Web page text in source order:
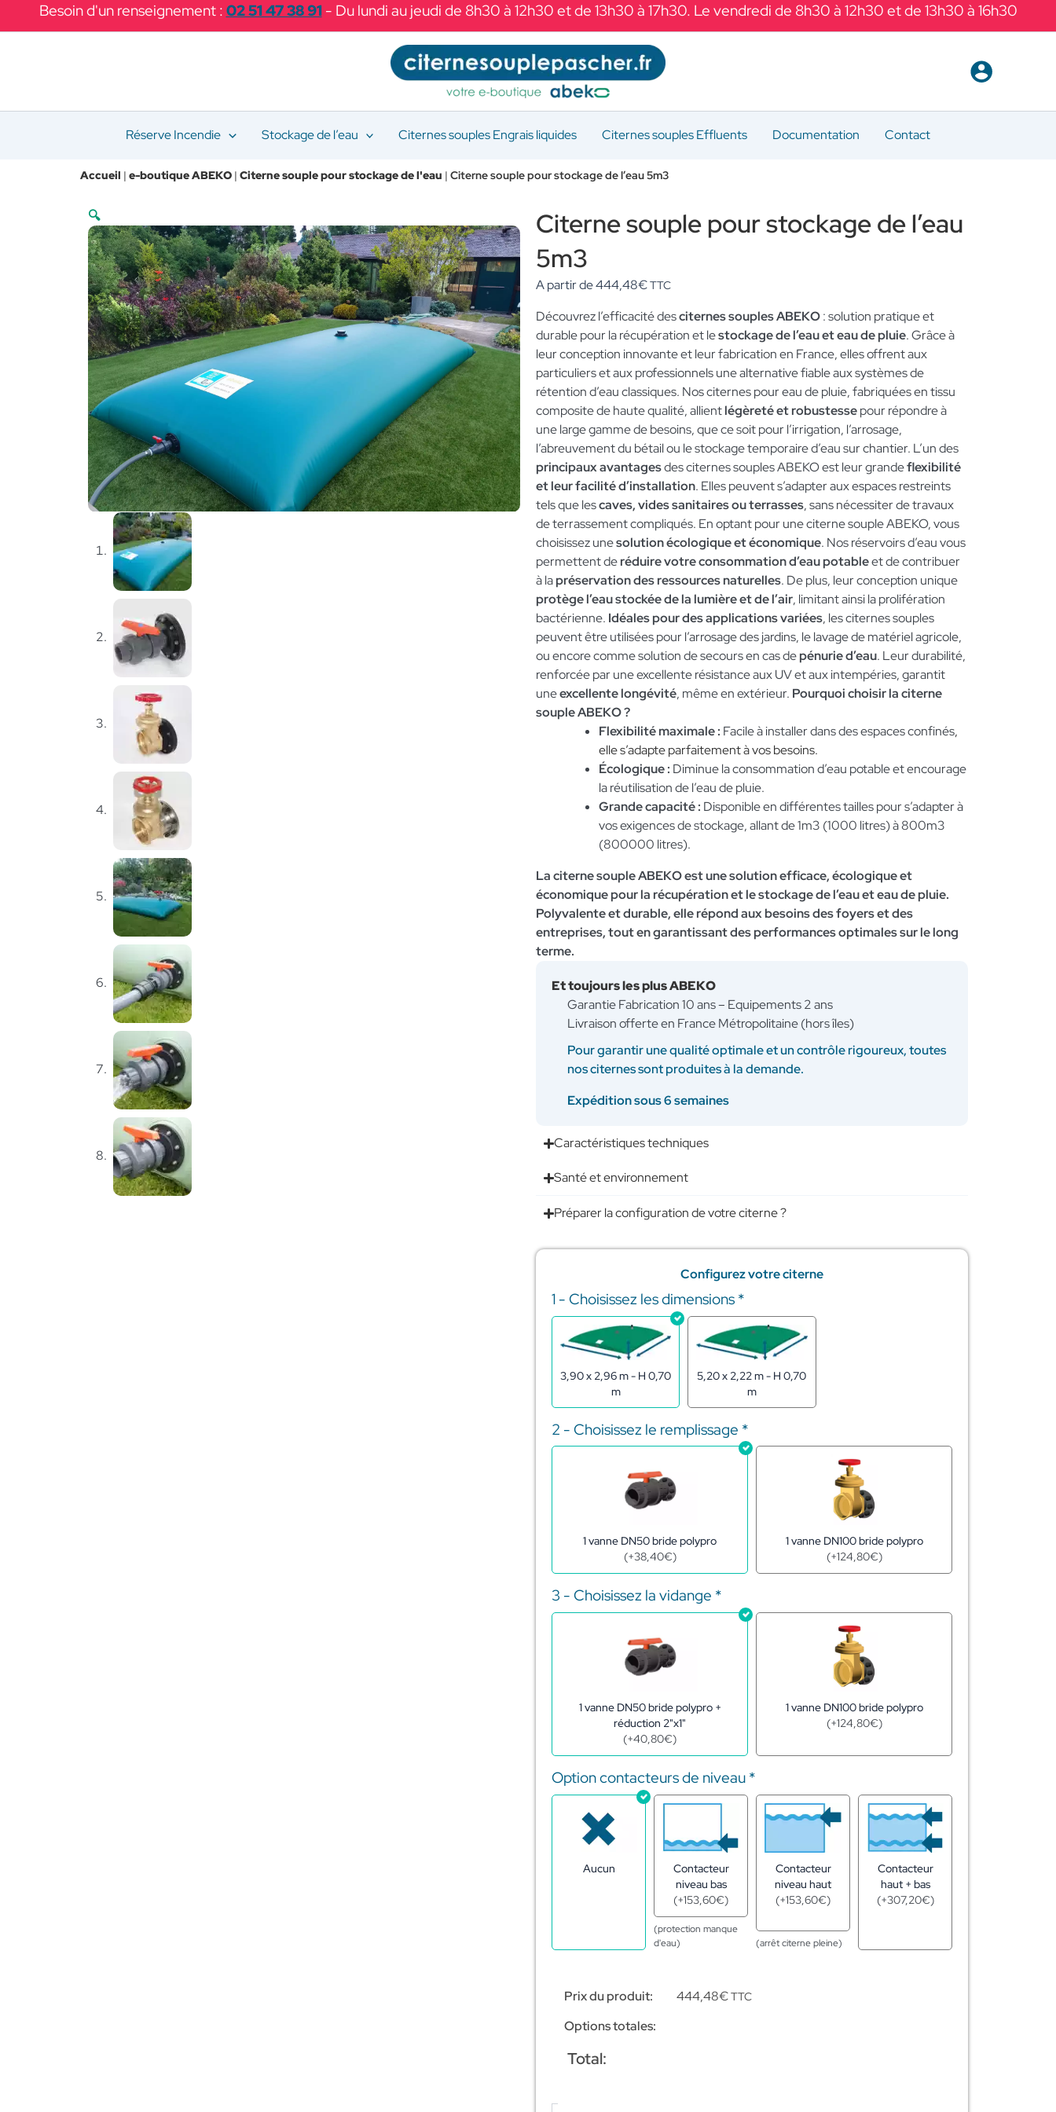
Besoin d'un renseignement : 02 51 47 38 91- Du lundi au jeudi de 8h30 à 12h30 et de 13h30 à 17h30. Le vendredi de 8h30 à 12h30 et de 13h30 à 16h30
Réserve Incendie Stockage de l’eau Citernes souples Engrais liquides Citernes souples Effluents Documentation Contact
Accueil | e-boutique ABEKO | Citerne souple pour stockage de l'eau | Citerne souple pour stockage de l’eau 5m3
🔍
Citerne souple pour stockage de l’eau
5m3
A partir de444,48€TTC
Découvrez l’efficacité desciternes souples ABEKO: solution pratique et
durable pour la récupération et lestockage de l’eau et eau de pluie. Grâce à
leur conception innovante et leur fabrication en France, elles offrent aux
particuliers et aux professionnels une alternative fiable aux systèmes de
rétention d’eau classiques. Nos citernes pour eau de pluie, fabriquées en tissu
composite de haute qualité, allientlégèreté et robustessepour répondre à
une large gamme de besoins, que ce soit pour l’irrigation, l’arrosage,
l’abreuvement du bétail ou le stockage temporaire d’eau sur chantier. L’un des
principaux avantagesdes citernes souples ABEKO est leur grandeflexibilité
et leur facilité d’installation. Elles peuvent s’adapter aux espaces restreints
tels que lescaves, vides sanitaires ou terrasses, sans nécessiter de travaux
de terrassement compliqués. En optant pour une citerne souple ABEKO, vous
choisissez unesolution écologique et économique. Nos réservoirs d’eau vous
permettent deréduire votre consommation d’eau potableet de contribuer
à lapréservation des ressources naturelles. De plus, leur conception unique
protège l’eau stockée de la lumière et de l’air, limitant ainsi la prolifération
bactérienne. Idéales pour des applications variées, les citernes souples
peuvent être utilisées pour l’arrosage des jardins, le lavage de matériel agricole,
ou encore comme solution de secours en cas depénurie d’eau. Leur durabilité,
renforcée par une excellente résistance aux UV et aux intempéries, garantit
uneexcellente longévité, même en extérieur. Pourquoi choisir la citerne
souple ABEKO ?
Flexibilité maximale : Facile à installer dans des espaces confinés,
elle s’adapte parfaitement à vos besoins.
Écologique : Diminue la consommation d’eau potable et encourage
la réutilisation de l’eau de pluie.
Grande capacité : Disponible en différentes tailles pour s’adapter à
vos exigences de stockage, allant de 1m3 (1000 litres) à 800m3
(800000 litres).
La citerne souple ABEKO est une solution efficace, écologique et
économique pour la récupération et le stockage de l’eau et eau de pluie.
Polyvalente et durable, elle répond aux besoins des foyers et des
entreprises, tout en garantissant des performances optimales sur le long
terme.
Et toujours les plus ABEKO
Garantie Fabrication 10 ans – Equipements 2 ans
Livraison offerte en France Métropolitaine (hors îles)
Pour garantir une qualité optimale et un contrôle rigoureux, toutes
nos citernes sont produites à la demande.
Expédition sous 6 semaines
Caractéristiques techniques
Santé et environnement
Préparer la configuration de votre citerne ?
Configurez votre citerne
1 - Choisissez les dimensions*
3,90 x 2,96 m - H 0,70
m
5,20 x 2,22 m - H 0,70
m
2 - Choisissez le remplissage *
1 vanne DN50 bride polypro
(+38,40€)
1 vanne DN100 bride polypro
(+124,80€)
3 - Choisissez la vidange *
1 vanne DN50 bride polypro +
réduction 2"x1"
(+40,80€)
1 vanne DN100 bride polypro
(+124,80€)
Option contacteurs de niveau*
Aucun
Contacteur
niveau bas
(+153,60€)
(protection manque
d'eau)
Contacteur
niveau haut
(+153,60€)
(arrêt citerne pleine)
Contacteur
haut + bas
(+307,20€)
Prix du produit: 444,48€TTC
Options totales:
Total:
quantité
de
Citerne
souple
stockage
l'eau
5m3